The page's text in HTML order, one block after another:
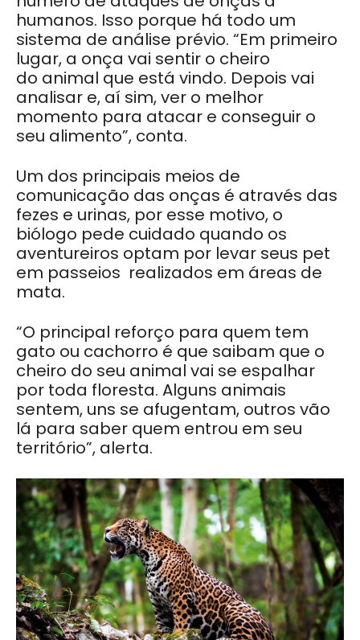
humanos. Isso porque há todo um
sistema de análise prévio. “Em primeiro
lugar, a onça vai sentir o cheiro
do animal que está vindo. Depois vai
analisar e, aí sim, ver o melhor
momento para atacar e conseguir o
seu alimento”, conta.
Um dos principais meios de
comunicação das onças é através das
fezes e urinas, por esse motivo, o
biólogo pede cuidado quando os
aventureiros optam por levar seus pet
em passeios realizados em áreas de
mata.
“O principal reforço para quem tem
gato ou cachorro é que saibam que o
cheiro do seu animal vai se espalhar
por toda floresta. Alguns animais
sentem, uns se afugentam, outros vão
lá para saber quem entrou em seu
território”, alerta.